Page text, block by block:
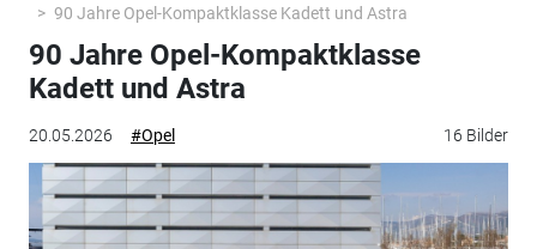
90 Jahre Opel-Kompaktklasse Kadett und Astra
20.05.2026 #Opel 16 Bilder
90 Jahre Opel-Kompaktklasse
Kadett und Astra